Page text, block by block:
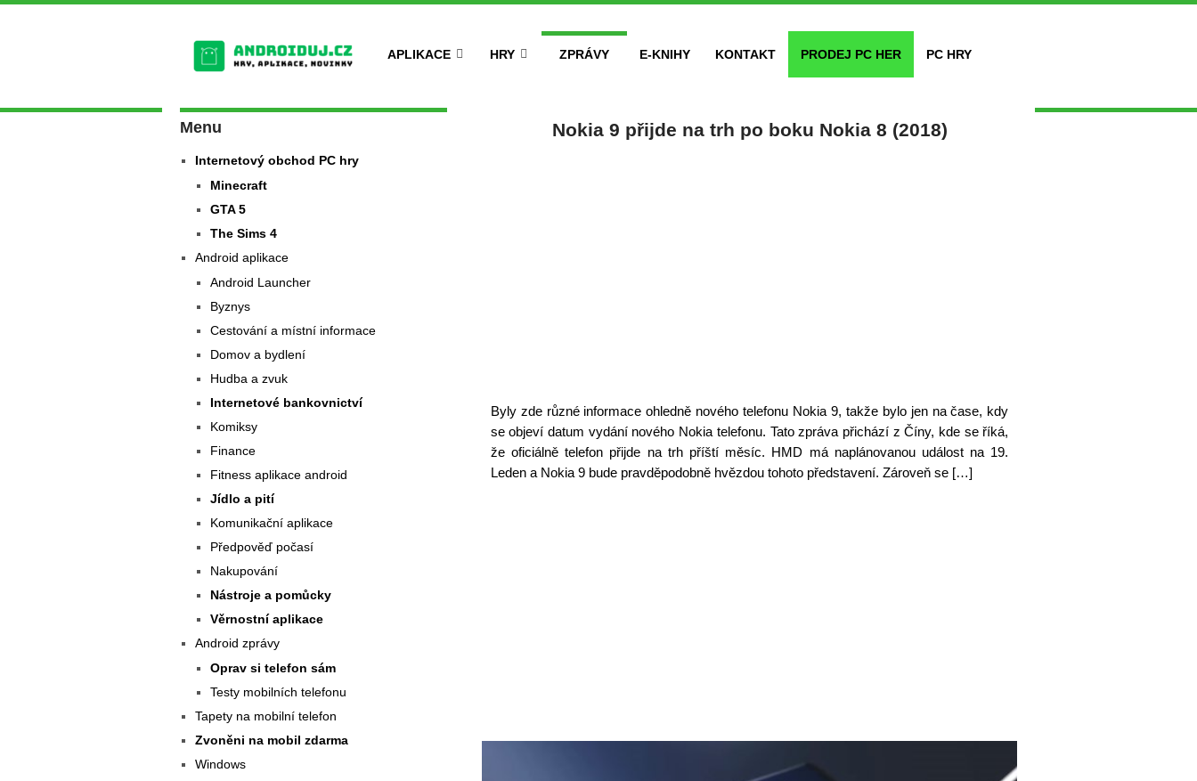
APLIKACE HRY ZPRÁVY E-KNIHY KONTAKT PRODEJ PC HER PC HRY
Nokia 9 přijde na trh po boku Nokia 8 (2018)
Byly zde různé informace ohledně nového telefonu Nokia 9, takže bylo jen na čase, kdy
se objeví datum vydání nového Nokia telefonu. Tato zpráva přichází z Číny, kde se říká,
že oficiálně telefon přijde na trh příští měsíc. HMD má naplánovanou událost na 19.
Leden a Nokia 9 bude pravděpodobně hvězdou tohoto představení. Zároveň se […]
Menu
Internetový obchod PC hry
Minecraft
GTA 5
The Sims 4
Android aplikace
Android Launcher
Byznys
Cestování a místní informace
Domov a bydlení
Hudba a zvuk
Internetové bankovnictví
Komiksy
Finance
Fitness aplikace android
Jídlo a pití
Komunikační aplikace
Předpověď počasí
Nakupování
Nástroje a pomůcky
Věrnostní aplikace
Android zprávy
Oprav si telefon sám
Testy mobilních telefonu
Tapety na mobilní telefon
Zvoněni na mobil zdarma
Windows